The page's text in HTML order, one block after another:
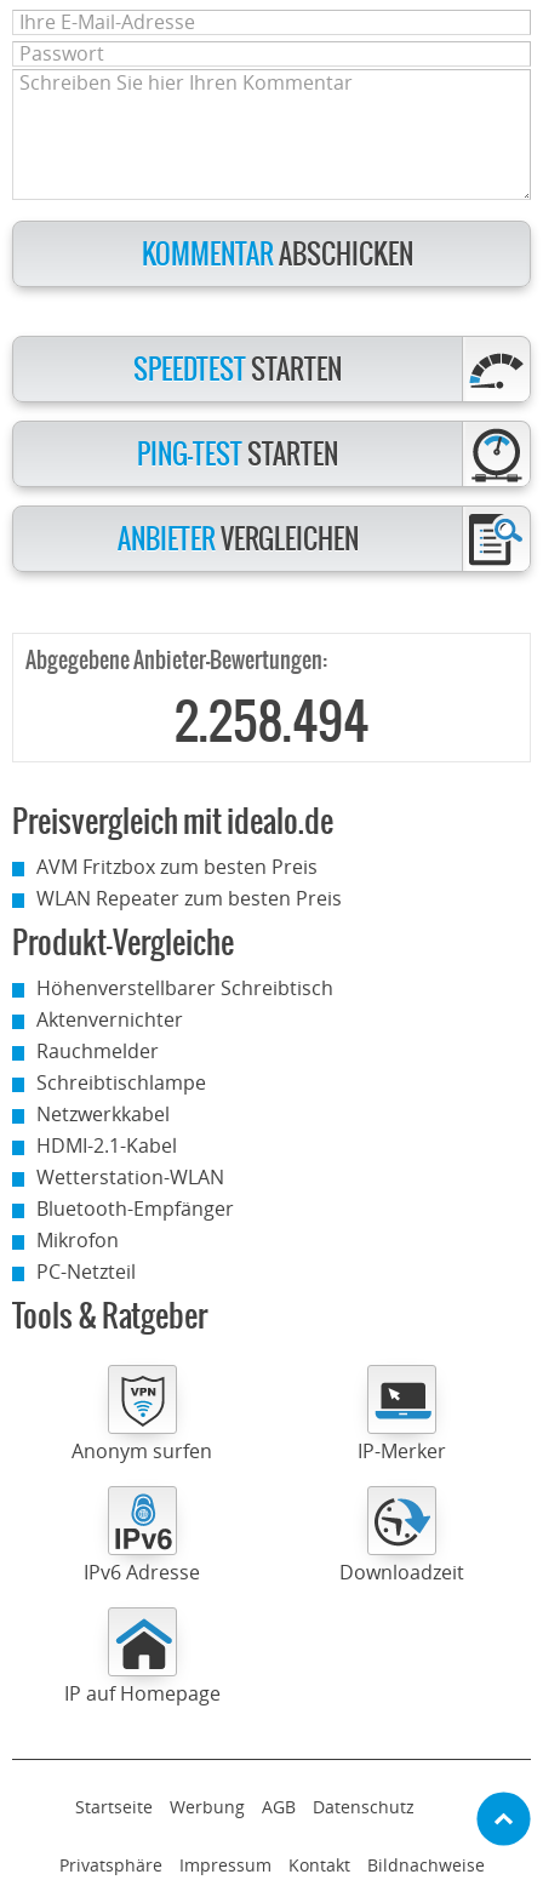
KOMMENTARABSCHICKEN
SPEEDTESTSTARTEN
PING-TESTSTARTEN
ANBIETERVERGLEICHEN
Abgegebene Anbieter-Bewertungen:
2.258.494
Preisvergleich mit idealo.de
AVM Fritzbox zum besten Preis
WLAN Repeater zum besten Preis
Produkt-Vergleiche
Höhenverstellbarer Schreibtisch
Aktenvernichter
Rauchmelder
Schreibtischlampe
Netzwerkkabel
HDMI-2.1-Kabel
Wetterstation-WLAN
Bluetooth-Empfänger
Mikrofon
PC-Netzteil
Tools & Ratgeber
Anonym surfen IP-Merker
IPv6 Adresse Downloadzeit
IP auf Homepage
Startseite Werbung AGB Datenschutz
Privatsphäre Impressum Kontakt Bildnachweise